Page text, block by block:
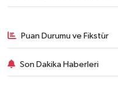
Puan Durumu ve Fikstür
Son Dakika Haberleri